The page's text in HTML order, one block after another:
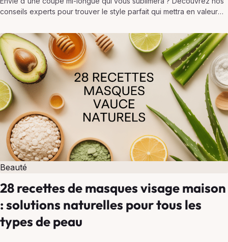
conseils experts pour trouver le style parfait qui mettra en valeur
Beauté
28 recettes de masques visage maison
: solutions naturelles pour tous les
types de peau